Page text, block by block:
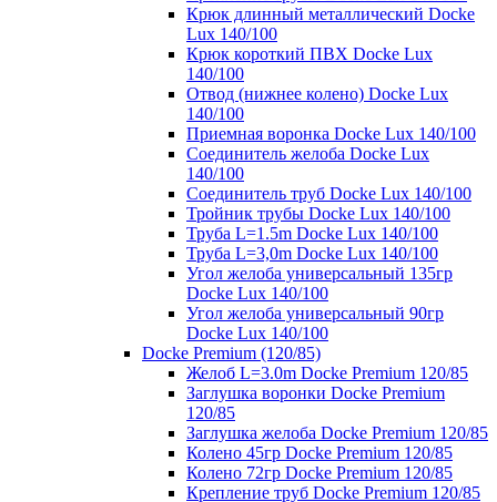
Крюк длинный металлический Docke
Lux 140/100
Крюк короткий ПВХ Docke Lux
140/100
Отвод (нижнее колено) Docke Lux
140/100
Приемная воронка Docke Lux 140/100
Соединитель желоба Docke Lux
140/100
Соединитель труб Docke Lux 140/100
Тройник трубы Docke Lux 140/100
Труба L=1.5m Docke Lux 140/100
Труба L=3,0m Docke Lux 140/100
Угол желоба универсальный 135гр
Docke Lux 140/100
Угол желоба универсальный 90гр
Docke Lux 140/100
Docke Premium (120/85)
Желоб L=3.0m Docke Premium 120/85
Заглушка воронки Docke Premium
120/85
Заглушка желоба Docke Premium 120/85
Колено 45гр Docke Premium 120/85
Колено 72гр Docke Premium 120/85
Крепление труб Docke Premium 120/85